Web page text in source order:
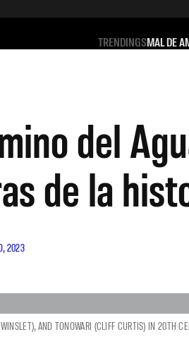
TRENDINGSMAL DE
del
de la
2023
AND TONOWARI (CLIFF CURTIS) IN 20TH